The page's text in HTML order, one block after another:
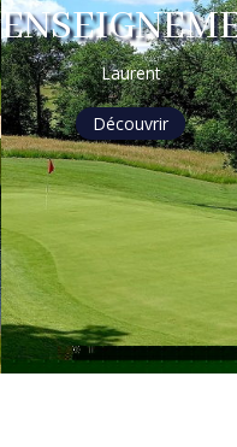
Laurent
Découvrir